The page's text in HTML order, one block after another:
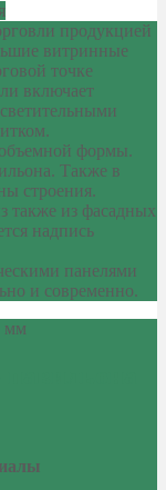
продукцией
витринные
точке
включает
формы.
Также в
строения.
также из фасадных
надпись
панелями
и современно.
мм